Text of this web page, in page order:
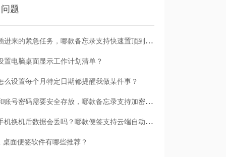
题
临时插进来的紧急任务，哪款备忘录支持快速置顶到清单首位？
置电脑桌面显示工作计划清单？
么设置每个月特定日期都提醒我做某件事？
日记和账号密码需要安全存放，哪款备忘录支持加密保护？
安卓手机换机后数据会丢吗？哪款便签支持云端自动备份？
桌面便签软件有哪些推荐？